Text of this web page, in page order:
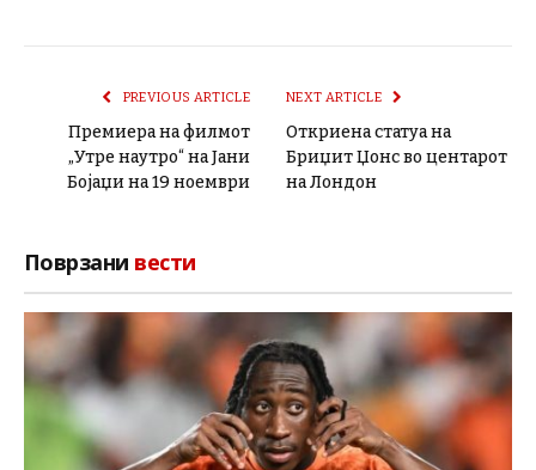
PREVIOUS ARTICLE
Премиера на филмот
„Утре наутро“ на Јани
Бојаџи на 19 ноември
NEXT ARTICLE
Откриена статуа на
Бриџит Џонс во центарот
на Лондон
Поврзани вести